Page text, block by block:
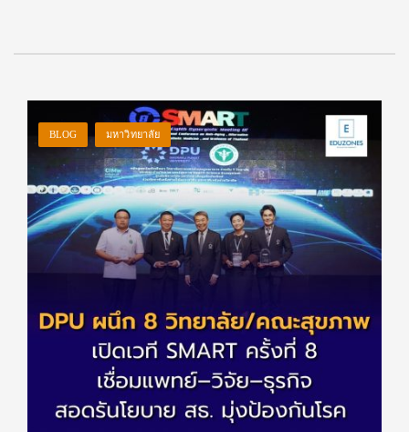
BLOG มหาวิทยาลัย